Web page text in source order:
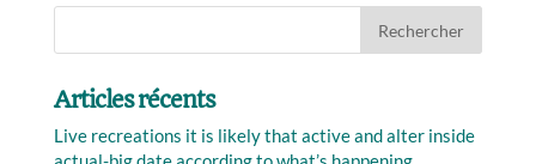
Articles récents
Live recreations it is likely that active and alter inside